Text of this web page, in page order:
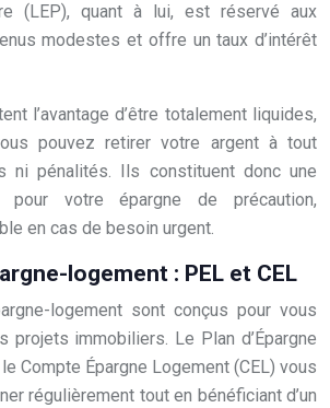
(LEP), quant à lui, est réservé aux
modestes et offre un taux d’intérêt
l’avantage d’être totalement liquides,
pouvez retirer votre argent à tout
ni pénalités. Ils constituent donc une
pour votre épargne de précaution,
en cas de besoin urgent.
logement : PEL et CEL
logement sont conçus pour vous
projets immobiliers. Le Plan d’Épargne
Compte Épargne Logement (CEL) vous
régulièrement tout en bénéficiant d’un